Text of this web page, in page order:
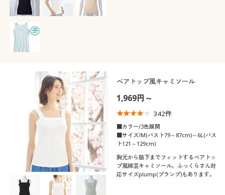
ベアトップ風キャミソール
1,969円～
342件
■カラー/3色展開
■サイズ/M(バスト79～87cm)～6L(バス
ト121～129cm)
胸元から脇下までフィットするベアトッ
プ風綿混キャミソール。ふっくらさん対
応サイズplump(プランプ)もあります。